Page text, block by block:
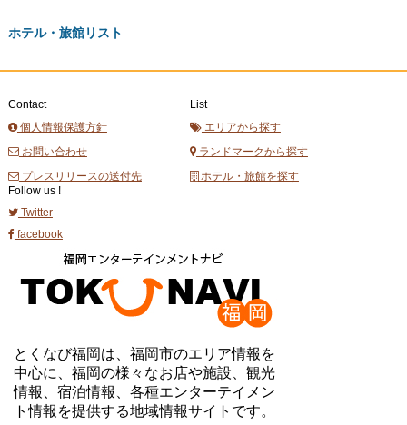
ホテル・旅館リスト
Contact
個人情報保護方針
お問い合わせ
プレスリリースの送付先
List
エリアから探す
ランドマークから探す
ホテル・旅館を探す
Follow us !
Twitter
facebook
とくなび福岡は、福岡市のエリア情報を
中心に、福岡の様々なお店や施設、観光
情報、宿泊情報、各種エンターテイメン
ト情報を提供する地域情報サイトです。